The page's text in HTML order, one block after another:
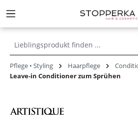
springen
Pflege • Styling Haarpflege
Leave-in Conditioner zum Sprühen